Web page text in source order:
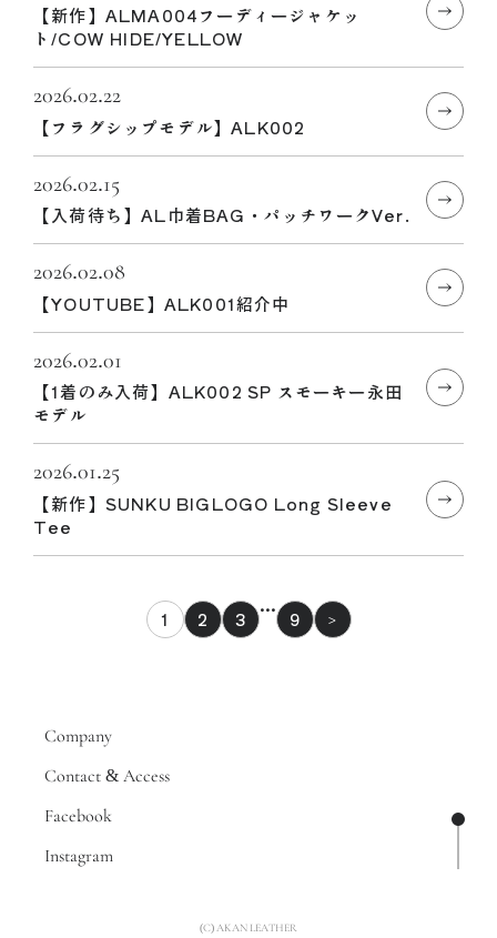
【新作】ALMA004フーディージャケッ
ト/COW HIDE/YELLOW
2026.02.22
【フラグシップモデル】ALK002
2026.02.15
【入荷待ち】AL巾着BAG・パッチワークVer.
2026.02.08
【YOUTUBE】ALK001紹介中
2026.02.01
【1着のみ入荷】ALK002 SP スモーキー永田
モデル
2026.01.25
【新作】SUNKU BIGLOGO Long Sleeve
Tee
1 2 3 … 9 >
ペー
Company
Contact & Access
Facebook
Instagram
(C) AKAN LEATHER